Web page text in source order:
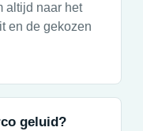
altijd naar het
en de gekozen
geluid?